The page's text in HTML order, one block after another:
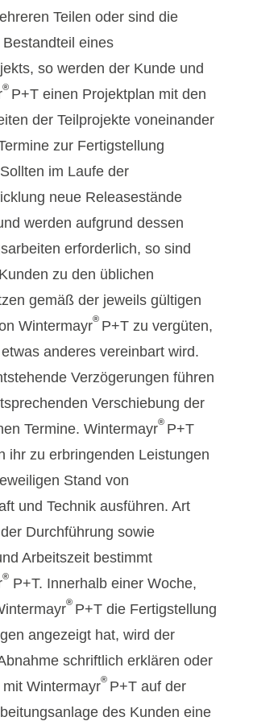
Teilen oder sind die
eines
so werden der Kunde und
® P+T einen Projektplan mit den
der Teilprojekte voneinander
zur Fertigstellung
im Laufe der
neue Releasestände
werden aufgrund dessen
erforderlich, so sind
zu den üblichen
gemäß der jeweils gültigen
Wintermayr® P+T zu vergüten,
anderes vereinbart wird.
Verzögerungen führen
Verschiebung der
Termine. Wintermayr® P+T
ihr zu erbringenden Leistungen
Stand von
und Technik ausführen. Art
Durchführung sowie
Arbeitszeit bestimmt
®P+T. Innerhalb einer Woche,
® P+T die Fertigstellung
angezeigt hat, wird der
schriftlich erklären oder
Wintermayr® P+T auf der
des Kunden eine